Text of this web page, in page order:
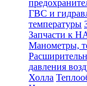
ГВС и
температуры
Запчасти
Манометры,
давления
Холла